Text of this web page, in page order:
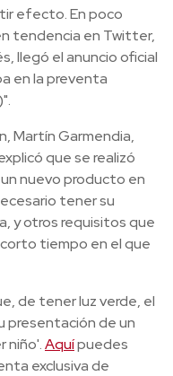
efecto. En poco
tendencia en Twitter,
llegó el anuncio oficial
en la preventa
Martín Garmendia,
que se realizó
nuevo producto en
tener su
y otros requisitos que
tiempo en el que
de tener luz verde, el
presentación de un
niño'.Aquípuedes
exclusiva de